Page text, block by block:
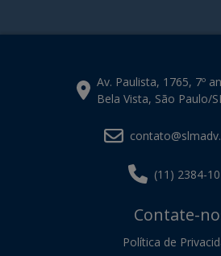
Av. Paulista, 1765, 7º
Bela Vista, São Paulo/
(11) 2384-
Contate-
Política de